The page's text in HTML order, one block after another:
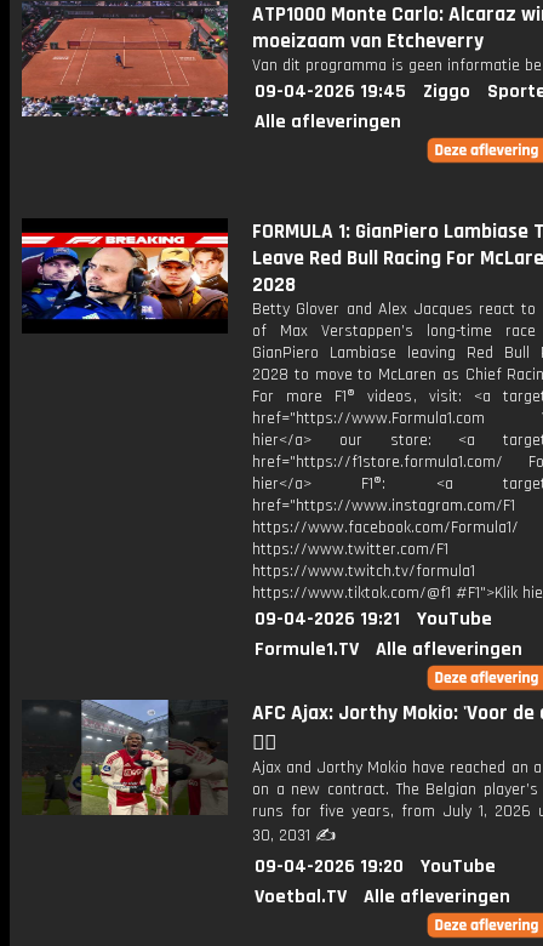
ATP1000 Monte Carlo: Alcaraz
moeizaam van Etcheverry
Van dit programma is geen informatie
09-04-2026 19:45 Ziggo
Alle afleveringen
FORMULA 1: GianPiero Lambiase
Leave Red Bull Racing For
2028
Betty Glover and Alex Jacques react
of Max Verstappen’s long-time race
GianPiero Lambiase leaving Red Bull
2028 to move to McLaren as Chief
For more F1® videos, visit: <a
href="https://www.Formula1.com
hier</a> our store: <a
href="https://f1store.formula1.com/
hier</a> F1®: <a
href="https://www.instagram.com/F1
https://www.facebook.com/Formula1/
https://www.twitter.com/F1
https://www.twitch.tv/formula1
https://www.tiktok.com/@f1 #F1">Klik
09-04-2026 19:21
YouTube
Formule1.TV
Alle afleveringen
AFC Ajax: Jorthy Mokio: 'Voor de
❤️‍🔥
Ajax and Jorthy Mokio have reached an
on a new contract. The Belgian
runs for five years, from July 1, 2026
30, 2031 ✍️
09-04-2026 19:20
YouTube
Voetbal.TV
Alle afleveringen